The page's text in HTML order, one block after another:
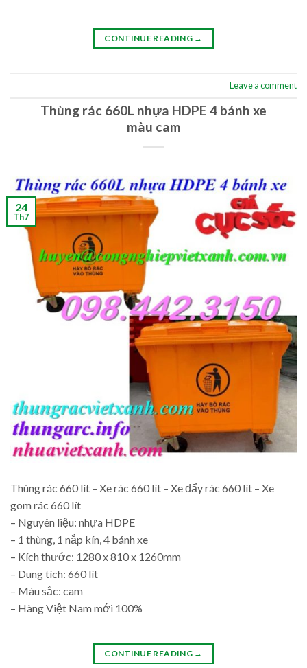
CONTINUE READING →
Leave a comment
Thùng rác 660L nhựa HDPE 4 bánh xe
màu cam
24
Th7
Thùng rác 660 lít – Xe rác 660 lít – Xe đẩy rác 660 lít – Xe
gom rác 660 lít
– Nguyên liệu: nhựa HDPE
– 1 thùng, 1 nắp kín, 4 bánh xe
– Kích thước: 1280 x 810 x 1260mm
– Dung tích: 660 lít
– Màu sắc: cam
– Hàng Việt Nam mới 100%
CONTINUE READING →